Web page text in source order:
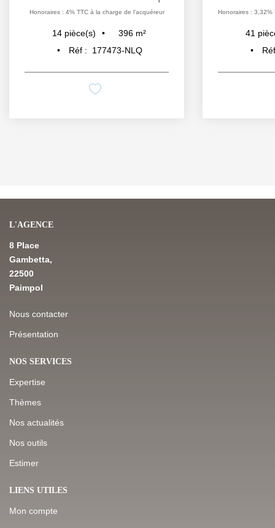
Honoraires : 4% TTC à la charge de l'acquéreur
14 pièce(s) 396 m²
Réf :
177473-NLQ
Honoraires : 3,32%
41
L'AGENCE
8 Place
Gambetta,
22500
Paimpol
Nous contacter
Présentation
NOS SERVICES
Expertise
Thèmes
Nos actualités
Nos outils
Estimer
LIENS UTILES
Mon compte